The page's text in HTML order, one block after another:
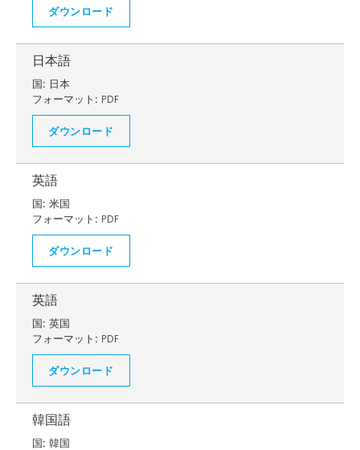
ダウンロード
日本語
国: 日本
フォーマット: PDF
ダウンロード
英語
国: 米国
フォーマット: PDF
ダウンロード
英語
国: 英国
フォーマット: PDF
ダウンロード
韓国語
国: 韓国